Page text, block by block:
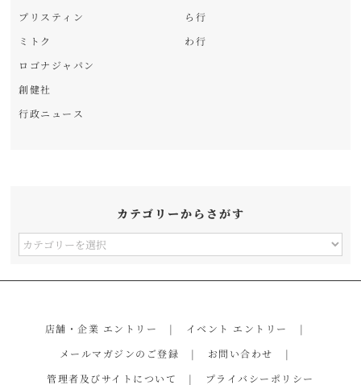
プリスティン
ミトク
ロゴナジャパン
創健社
行政ニュース
ら行
わ行
カテゴリーからさがす
カ
店舗・企業 エントリー
イベント エントリー
メールマガジンのご登録
お問い合わせ
管理者及びサイトについて
プライバシーポリシー